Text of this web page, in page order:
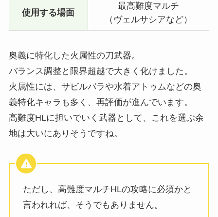
使用する場面
最高難度マルチ
（ヴェルサシアなど）
奥義に特化した火属性の刀武器。
バランス調整と限界超越で大きく化けました。
火属性には、サビルバラや水着アトゥムなどの奥
義特化キャラも多く、再評価が進んでいます。
高難度HLに担いでいく武器として、これを選ぶ余
地は大いにありそうですね。
ただし、高難度マルチHLの攻略に必須かと
言われれば、そうでもありません。